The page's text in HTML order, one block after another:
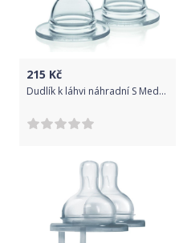
215 Kč
Dudlík k láhvi náhradní S Medela